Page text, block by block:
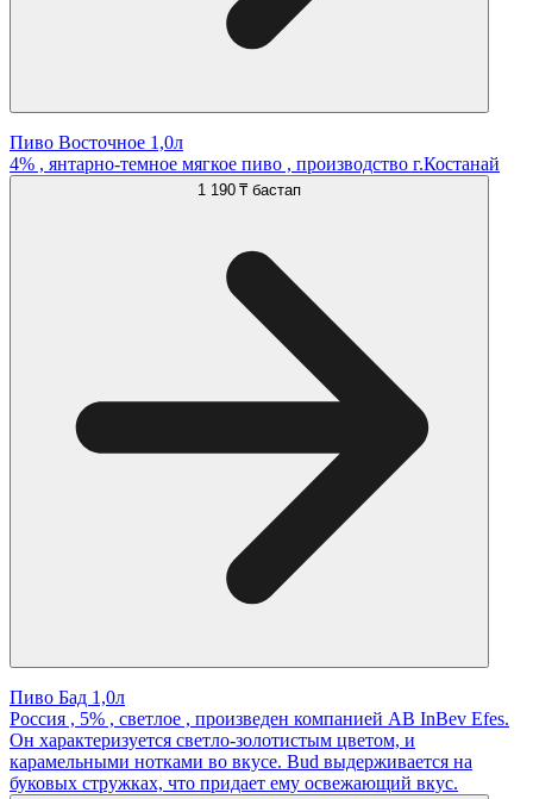
Пиво Восточное 1,0л
4% , янтарно-темное мягкое пиво , производство г.Костанай
1 190 ₸ бастап
Пиво Бад 1,0л
Россия , 5% , светлое , произведен компанией AB InBev Efes.
Он характеризуется светло-золотистым цветом, и
карамельными нотками во вкусе. Bud выдерживается на
буковых стружках, что придает ему освежающий вкус.